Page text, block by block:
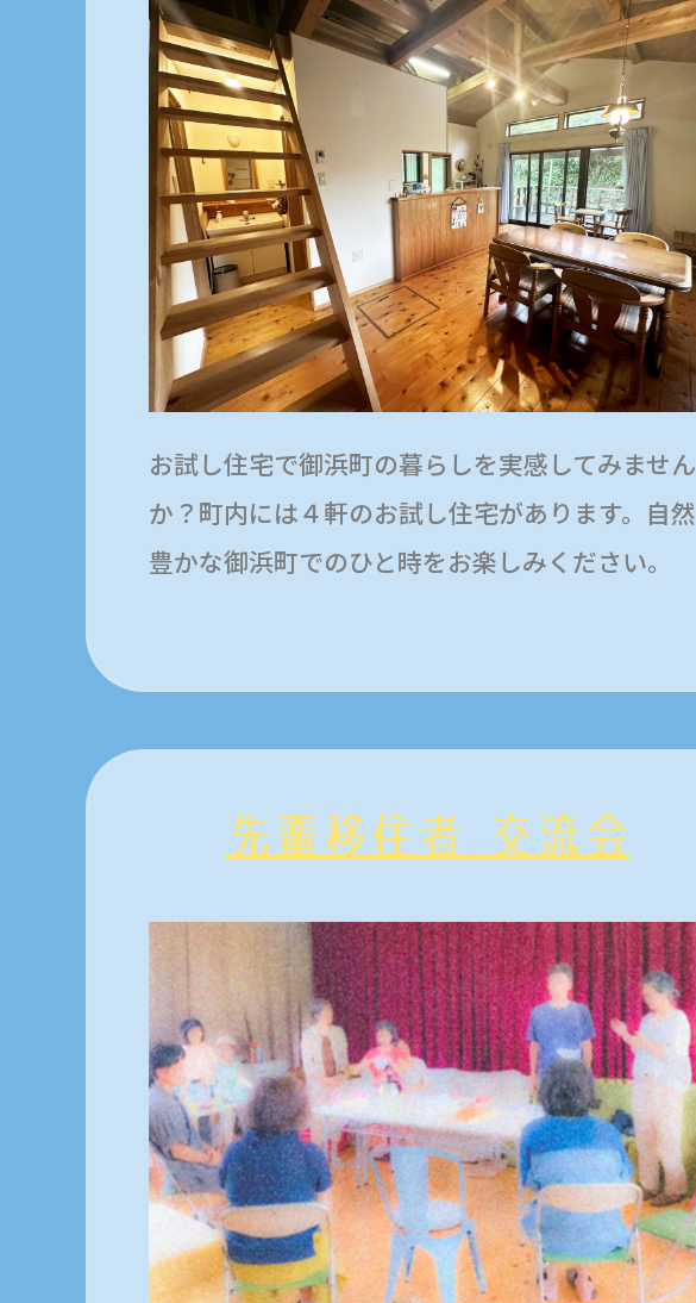
お試し住宅で御浜町の暮らしを実感してみません
か？町内には４軒のお試し住宅があります。自然
豊かな御浜町でのひと時をお楽しみください。
先輩移住者 交流会